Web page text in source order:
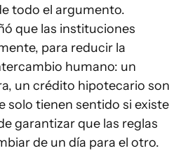
todo el argumento.
que las instituciones
para reducir la
humano: un
un crédito hipotecario son
solo tienen sentido si existe
garantizar que las reglas
de un día para el otro.